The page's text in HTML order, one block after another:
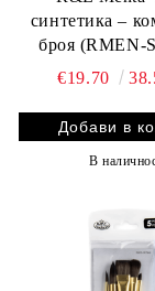
синтетика –
броя (RMEN-
€19.70
В